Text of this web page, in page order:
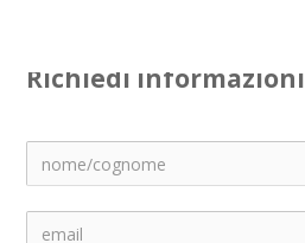
Richiedi informazioni